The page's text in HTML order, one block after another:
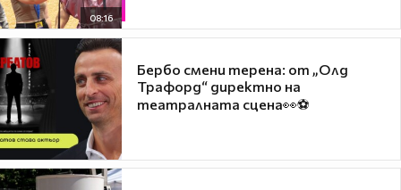
08:16
Бербо смени терена: от „Олд
Трафорд“ директно на
театралната сцена👀⚽